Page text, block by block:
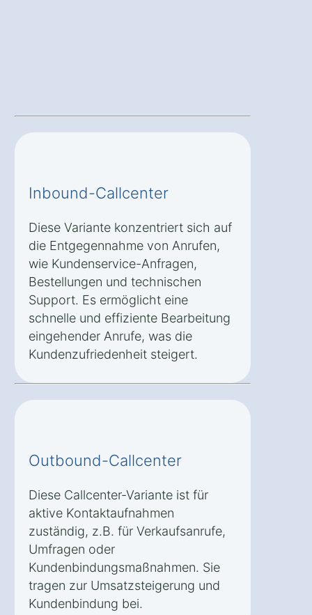
Inbound-Callcenter
Diese Variante konzentriert sich auf
die Entgegennahme von Anrufen,
wie Kundenservice-Anfragen,
Bestellungen und technischen
Support. Es ermöglicht eine
schnelle und effiziente Bearbeitung
eingehender Anrufe, was die
Kundenzufriedenheit steigert.
Outbound-Callcenter
Diese Callcenter-Variante ist für
aktive Kontaktaufnahmen
zuständig, z.B. für Verkaufsanrufe,
Umfragen oder
Kundenbindungsmaßnahmen. Sie
tragen zur Umsatzsteigerung und
Kundenbindung bei.